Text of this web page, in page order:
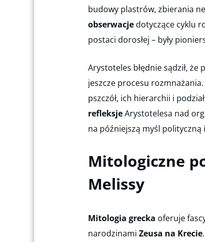
budowy plastrów, zbierania
obserwacjedotyczące cyklu
postaci dorosłej – były
Arystoteles błędnie sądził, że
jeszcze procesu
pszczół, ich hierarchii i
refleksjeArystotelesa nad
na późniejszą myśl polityczną
Mitologiczne
Melissy
Mitologia grecka oferuje
narodzinami Zeusa na Krecie